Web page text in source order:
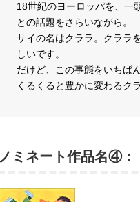
18世紀のヨーロッパを、一
との話題をさらいながら。
サイの名はクララ。クララ
しいです。
だけど、この事態をいちば
くるくると豊かに変わるク
ノミネート作品名④：